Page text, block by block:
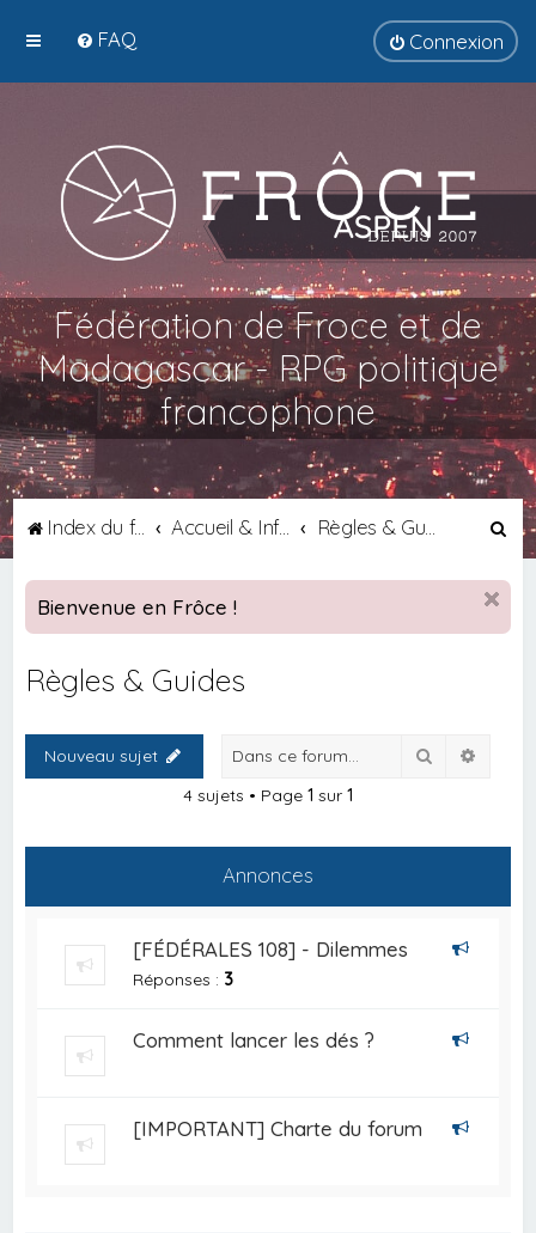
FAQ Connexion
Fédération de Froce et de
Madagascar - RPG politique
francophone
Index du forum Accueil & Informations
c
h
Bienvenue en Frôce !
Règles & Guides
Nouveau sujet Rechercher
4 sujets • Page 1 sur 1
Annonces
[FÉDÉRALES 108] - Dilemmes
Réponses : 3
Comment lancer les dés ?
[IMPORTANT] Charte du forum